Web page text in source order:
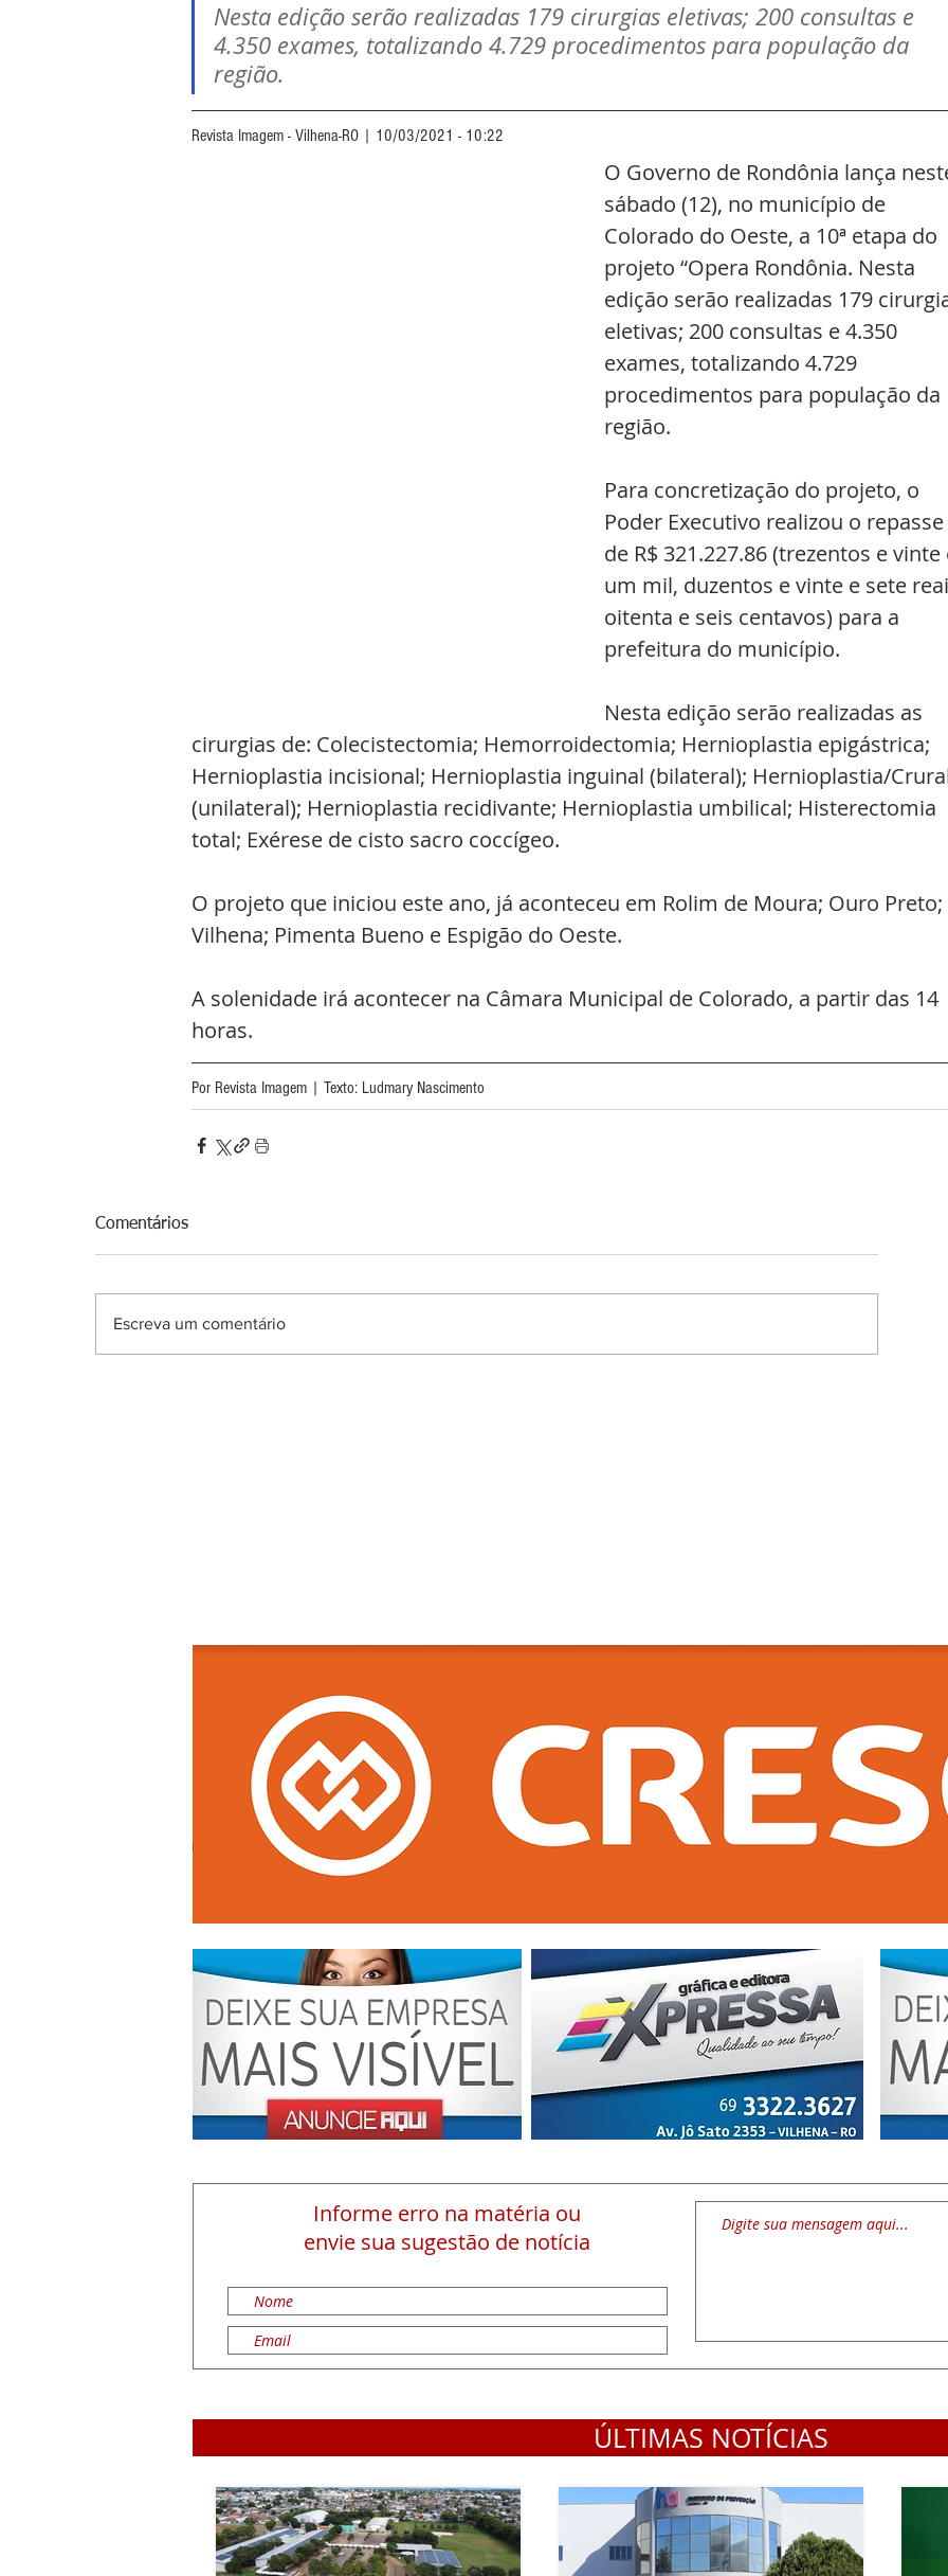
Nesta edição serão realizadas 179 cirurgias eletivas; 200 consultas e
4.350 exames, totalizando 4.729 procedimentos para população da
região.
Revista Imagem - Vilhena-RO | 10/03/2021 - 10:22
O Governo de Rondônia lança
sábado (12), no município de
Colorado do Oeste, a 10ª etapa do
projeto “Opera Rondônia. Nesta
edição serão realizadas 179
eletivas; 200 consultas e 4.350
exames, totalizando 4.729
procedimentos para população da
região.
Para concretização do projeto, o
Poder Executivo realizou o repasse
de R$ 321.227.86 (trezentos e
um mil, duzentos e vinte e sete
oitenta e seis centavos) para a
prefeitura do município.
Nesta edição serão realizadas as
cirurgias de: Colecistectomia; Hemorroidectomia; Hernioplastia epigástrica;
Hernioplastia incisional; Hernioplastia inguinal (bilateral); Hernioplastia/
(unilateral); Hernioplastia recidivante; Hernioplastia umbilical; Histerectomia
total; Exérese de cisto sacro coccígeo.
O projeto que iniciou este ano, já aconteceu em Rolim de Moura; Ouro Preto;
Vilhena; Pimenta Bueno e Espigão do Oeste.
A solenidade irá acontecer na Câmara Municipal de Colorado, a partir das 14
horas.
Por Revista Imagem | Texto: Ludmary Nascimento
Comentários
Escreva um comentário
Informe erro na matéria ou
envie sua sugestão de notícia
ÚLTIMAS NOTÍCIAS